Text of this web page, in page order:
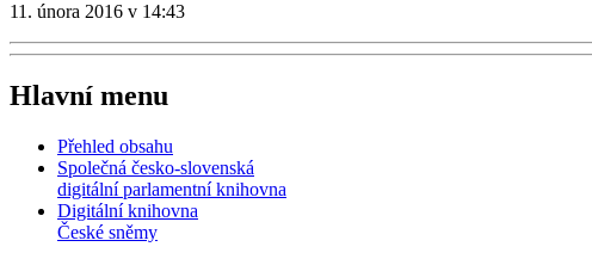
11. února 2016 v 14:43
Hlavní menu
Přehled obsahu
Společná česko-slovenská
digitální parlamentní knihovna
Digitální knihovna
České sněmy